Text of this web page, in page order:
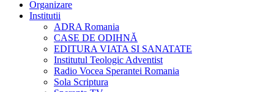
Organizare
Institutii
ADRA Romania
CASE DE ODIHNĂ
EDITURA VIATA SI SANATATE
Institutul Teologic Adventist
Radio Vocea Sperantei Romania
Sola Scriptura